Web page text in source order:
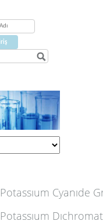
Potassıum Cyanıde
Potassıum